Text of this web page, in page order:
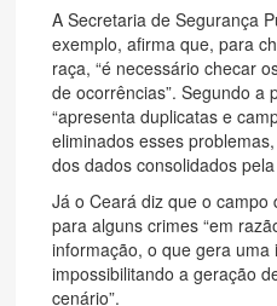
A Secretaria de Segurança
exemplo, afirma que, para
raça, “é necessário checar
de ocorrências”. Segundo a
“apresenta duplicatas e
eliminados esses
dos dados consolidados pela
Já o Ceará diz que o
para alguns crimes “em
informação, o que gera uma
impossibilitando a geração
cenário”.